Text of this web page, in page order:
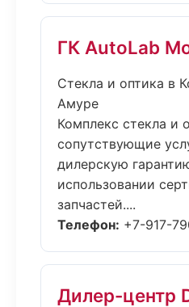
ГК AutoLab
Стекла и оптика в
Амуре
Комплекс стекла и
сопутствующие
дилерскую
использовании
запчастей....
Телефон: +7-917-
Дилер-центр